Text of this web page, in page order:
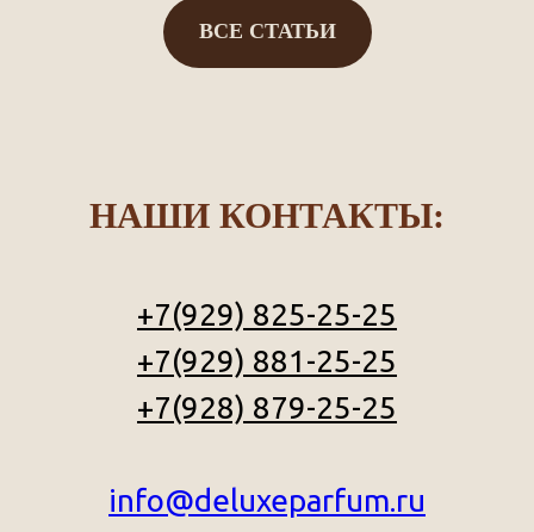
ВСЕ СТАТЬИ
НАШИ КОНТАКТЫ:
+7(929) 825-25-25
+7(929) 881-25-25
+7(928) 879-25-25
info@deluxeparfum.ru